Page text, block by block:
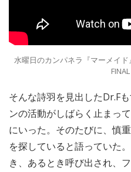
水曜日のカンパネラ『マーメイド
そんな詩羽を見出したDr.F
ンの活動がしばらく止まっ
にいった。そのたびに、慎
を探していると語っていた
き、あるとき呼び出され、